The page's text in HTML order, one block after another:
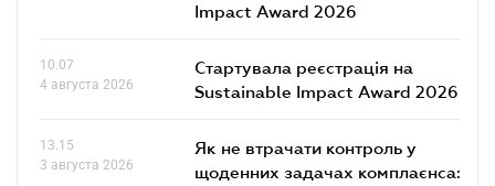
Impact Award 2026
10.07
4 августа 2026
Стартувала реєстрація на
Sustainable Impact Award 2026
13.15
3 августа 2026
Як не втрачати контроль у
щоденних задачах комплаєнса: